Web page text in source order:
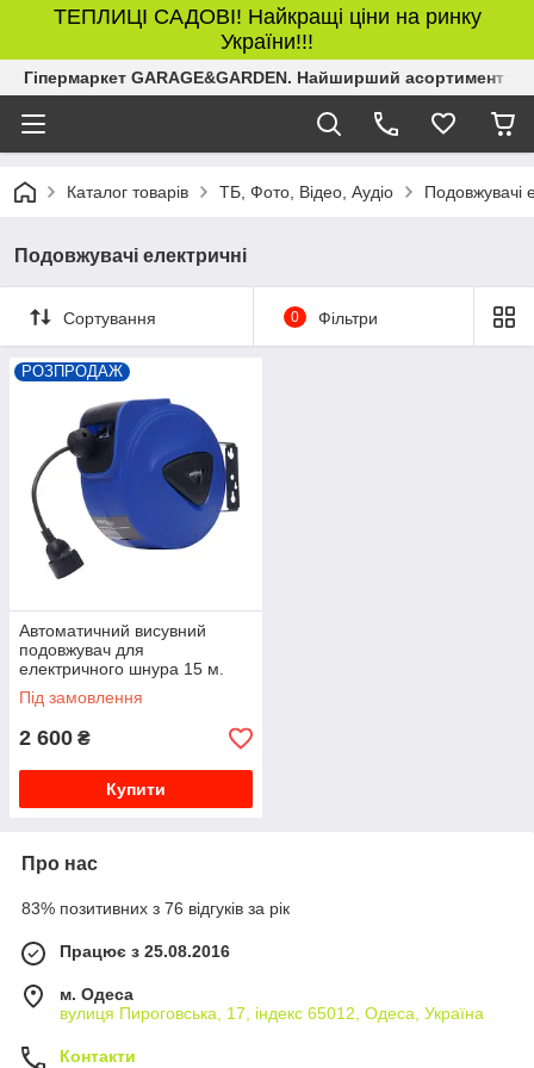
ТЕПЛИЦІ САДОВІ! Найкращі ціни на ринку
України!!!
Гіпермаркет GARAGE&GARDEN. Найширший асортимент
Каталог товарів ТБ, Фото, Відео, Аудіо Подовжувачі
Подовжувачі електричні
Сортування 0 Фільтри
РОЗПРОДАЖ
Автоматичний висувний
подовжувач для
електричного шнура 15 м.
Kraft&Dele KD4028
Під замовлення
2 600 ₴
Купити
Про нас
83% позитивних з 76 відгуків за рік
Працює з 25.08.2016
м. Одеса
вулиця Пироговська, 17, індекс 65012, Одеса, Україна
Контакти